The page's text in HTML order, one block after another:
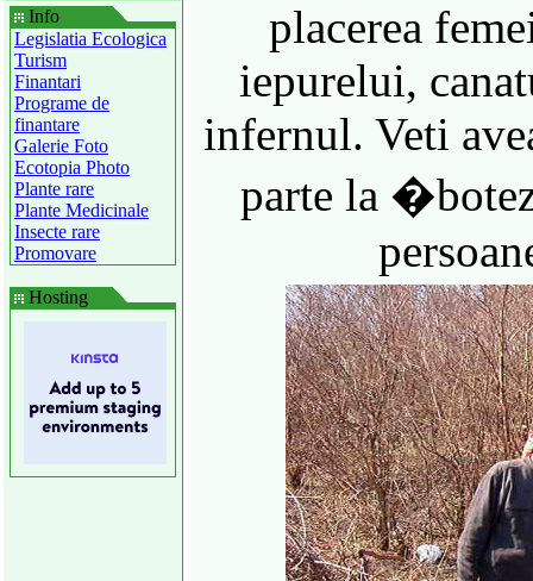
Info
Legislatia Ecologica
Turism
Finantari
Programe de
finantare
Galerie Foto
Ecotopia Photo
Plante rare
Plante Medicinale
Insecte rare
Promovare
Hosting
placerea
iepurelui,
infernul. Veti
parte la